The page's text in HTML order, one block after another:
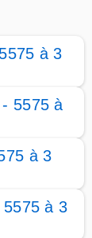
à 3
5575 à
à 3
à 3